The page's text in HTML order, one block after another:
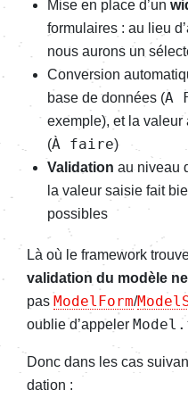
Mise en place d’un
formu­laires : au lieu
nous aurons un
Conver­sion
base de données (A
exemple), et la valeur
(À faire)
Vali­da­tion au niveau
la valeur saisie fait
possibles
Là où le frame­work
vali­da­tion du modèle
pas ModelForm/
oublie d’ap­pe­ler
Donc dans les cas
da­tion :